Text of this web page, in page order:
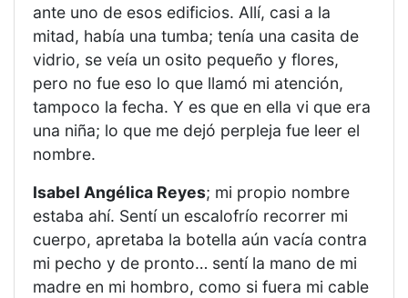
ante uno de esos edificios. Allí, casi a la
mitad, había una tumba; tenía una casita de
vidrio, se veía un osito pequeño y flores,
pero no fue eso lo que llamó mi atención,
tampoco la fecha. Y es que en ella vi que era
una niña; lo que me dejó perpleja fue leer el
nombre.
Isabel Angélica Reyes; mi propio nombre
estaba ahí. Sentí un escalofrío recorrer mi
cuerpo, apretaba la botella aún vacía contra
mi pecho y de pronto… sentí la mano de mi
madre en mi hombro, como si fuera mi cable